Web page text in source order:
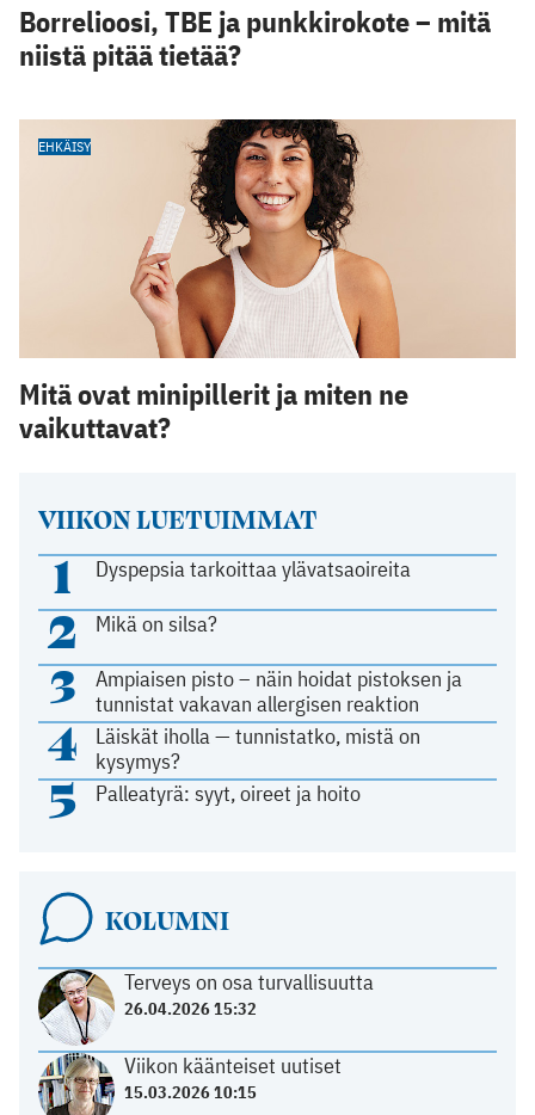
VIIKON LUETUIMMAT
1 Dyspepsia tarkoittaa ylävatsaoireita
2 Mikä on silsa?
3
Ampiaisen pisto – näin hoidat pistoksen ja
tunnistat vakavan allergisen reaktion
4
Läiskät iholla — tunnistatko, mistä on
kysymys?
5 Palleatyrä: syyt, oireet ja hoito
KOLUMNI
Terveys on osa turvallisuutta
26.04.2026 15:32
Viikon käänteiset uutiset
15.03.2026 10:15
Borrelioosi, TBE ja punkkirokote – mitä
niistä pitää tietää?
EHKÄISY
Mitä ovat minipillerit ja miten ne
vaikuttavat?